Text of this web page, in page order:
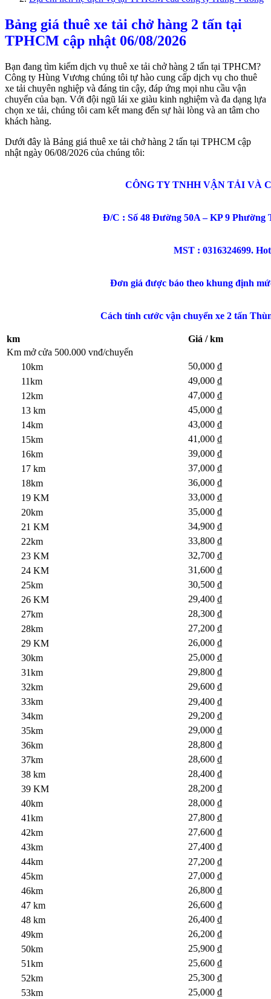
Bảng giá thuê xe tải chở hàng 2 tấn tại
TPHCM cập nhật 06/08/2026
Bạn đang tìm kiếm dịch vụ thuê xe tải chở hàng 2 tấn tại TPHCM?
Công ty Hùng Vương chúng tôi tự hào cung cấp dịch vụ cho thuê
xe tải chuyên nghiệp và đáng tin cậy, đáp ứng mọi nhu cầu vận
chuyển của bạn. Với đội ngũ lái xe giàu kinh nghiệm và đa dạng lựa
chọn xe tải, chúng tôi cam kết mang đến sự hài lòng và an tâm cho
khách hàng.
Dưới đây là Bảng giá thuê xe tải chở hàng 2 tấn tại TPHCM cập
nhật ngày 06/08/2026 của chúng tôi:
CÔNG TY TNHH VẬN TẢI VÀ
Đ/C : Số 48 Đường 50A – KP 9
MST : 0316324699.
Đơn giá được báo theo khung định
Cách tính cước vận chuyển xe 2 tấn
km
Giá / km
Km mở cửa 500.000 vnđ/chuyến
10km
50,000 ₫
11km
49,000 ₫
12km
47,000 ₫
13 km
45,000 ₫
14km
43,000 ₫
15km
41,000 ₫
16km
39,000 ₫
17 km
37,000 ₫
18km
36,000 ₫
19 KM
33,000 ₫
20km
35,000 ₫
21 KM
34,900 ₫
22km
33,800 ₫
23 KM
32,700 ₫
24 KM
31,600 ₫
25km
30,500 ₫
26 KM
29,400 ₫
27km
28,300 ₫
28km
27,200 ₫
29 KM
26,000 ₫
30km
25,000 ₫
31km
29,800 ₫
32km
29,600 ₫
33km
29,400 ₫
34km
29,200 ₫
35km
29,000 ₫
36km
28,800 ₫
37km
28,600 ₫
38 km
28,400 ₫
39 KM
28,200 ₫
40km
28,000 ₫
41km
27,800 ₫
42km
27,600 ₫
43km
27,400 ₫
44km
27,200 ₫
45km
27,000 ₫
46km
26,800 ₫
47 km
26,600 ₫
48 km
26,400 ₫
49km
26,200 ₫
50km
25,900 ₫
51km
25,600 ₫
52km
25,300 ₫
53km
25,000 ₫